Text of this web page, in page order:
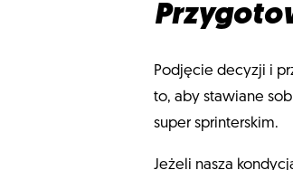
Podjęcie decyzji i
to, aby stawiane
super sprinterskim.
Jeżeli nasza